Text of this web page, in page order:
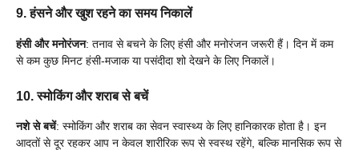
9.हंसने और खुश रहने का समय निकालें
हंसी और मनोरंजन: तनाव से बचने के लिए हंसी और मनोरंजन जरूरी हैं। दिन में कम
से कम कुछ मिनट हंसी-मजाक या पसंदीदा शो देखने के लिए निकालें।
10.स्मोकिंग और शराब से बचें
नशे से बचें: स्मोकिंग और शराब का सेवन स्वास्थ्य के लिए हानिकारक होता है। इन
आदतों से दूर रहकर आप न केवल शारीरिक रूप से स्वस्थ रहेंगे, बल्कि मानसिक रूप से